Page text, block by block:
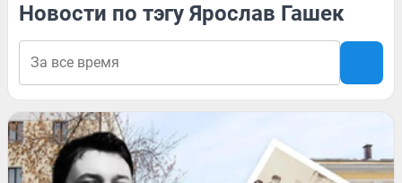
Новости по тэгу Ярослав Гашек